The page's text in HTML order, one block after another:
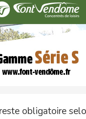
obligatoire